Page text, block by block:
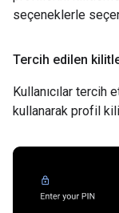
seçeneklerle
Tercih edilen
Kullanıcılar
kullanarak profil